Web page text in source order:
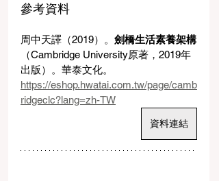
參考資料
周中天譯（2019）。 劍橋生活素養架構
（Cambridge University原著，2019年
出版）。華泰文化。
https://eshop.hwatai.com.tw/page/camb
ridgeclc?lang=zh-TW
資料連結